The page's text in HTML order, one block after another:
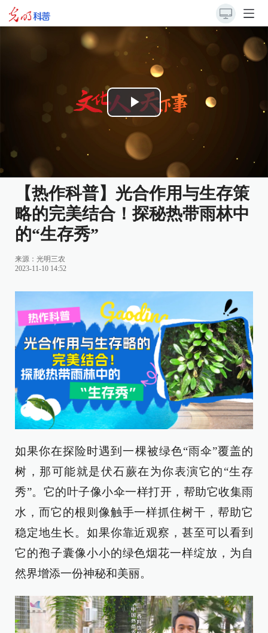
Play
Video
【热作科普】光合作用与生存策
略的完美结合！探秘热带雨林中
的“生存秀”
来源： 光明三农
2023-11-10 14:52
如果你在探险时遇到一棵被绿色“雨伞”覆盖的
树，那可能就是伏石蕨在为你表演它的“生存
秀”。它的叶子像小伞一样打开，帮助它收集雨
水，而它的根则像触手一样抓住树干，帮助它
稳定地生长。如果你靠近观察，甚至可以看到
它的孢子囊像小小的绿色烟花一样绽放，为自
然界增添一份神秘和美丽。